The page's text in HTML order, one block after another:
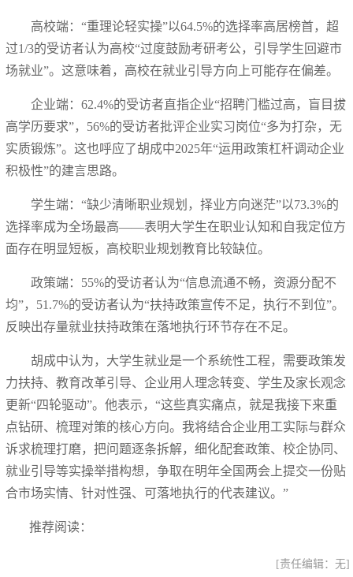
高校端：“重理论轻实操”以64.5%的选择率高居榜首，超
过1/3的受访者认为高校“过度鼓励考研考公，引导学生回避市
场就业”。这意味着，高校在就业引导方向上可能存在偏差。
企业端：62.4%的受访者直指企业“招聘门槛过高，盲目拔
高学历要求”，56%的受访者批评企业实习岗位“多为打杂，无
实质锻炼”。这也呼应了胡成中2025年“运用政策杠杆调动企业
积极性”的建言思路。
学生端：“缺少清晰职业规划，择业方向迷茫”以73.3%的
选择率成为全场最高——表明大学生在职业认知和自我定位方
面存在明显短板，高校职业规划教育比较缺位。
政策端：55%的受访者认为“信息流通不畅，资源分配不
均”，51.7%的受访者认为“扶持政策宣传不足，执行不到位”。
反映出存量就业扶持政策在落地执行环节存在不足。
胡成中认为，大学生就业是一个系统性工程，需要政策发
力扶持、教育改革引导、企业用人理念转变、学生及家长观念
更新“四轮驱动”。他表示，“这些真实痛点，就是我接下来重
点钻研、梳理对策的核心方向。我将结合企业用工实际与群众
诉求梳理打磨，把问题逐条拆解，细化配套政策、校企协同、
就业引导等实操举措构想，争取在明年全国两会上提交一份贴
合市场实情、针对性强、可落地执行的代表建议。”
推荐阅读：
[责任编辑：无]